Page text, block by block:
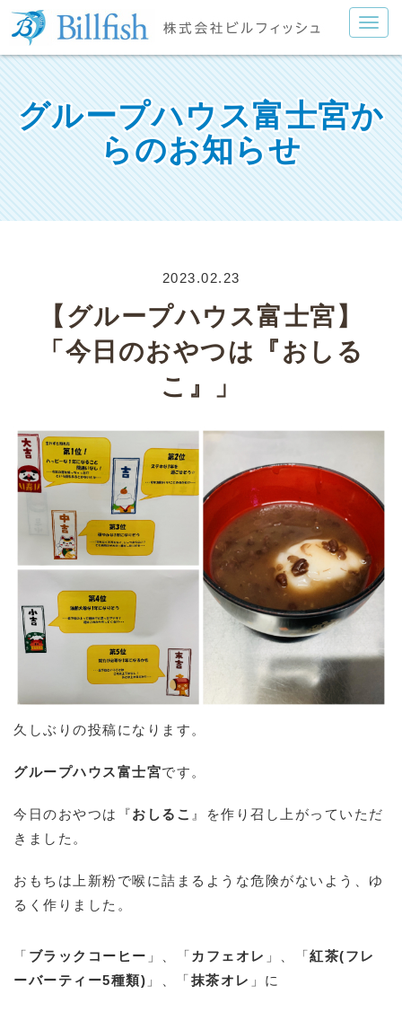
グループハウス富士宮か
らのお知らせ
2023.02.23
【グループハウス富士宮】
「今日のおやつは『おしる
こ』」
久しぶりの投稿になります。
グループハウス富士宮です。
今日のおやつは『おしるこ 』を作り召し上がっていただ
きました。
おもちは上新粉で喉に詰まるような危険がないよう、ゆ
るく作りました。
「 ブラックコーヒー 」、「 カフェオレ 」、「紅茶(フレ
ーバーティー5種類) 」、「抹茶オレ 」に